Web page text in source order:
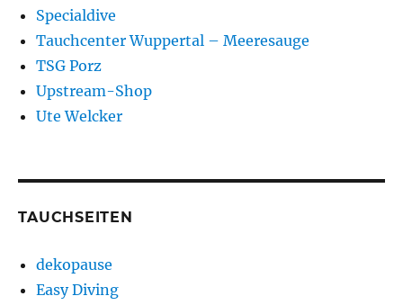
Specialdive
Tauchcenter Wuppertal – Meeresauge
TSG Porz
Upstream-Shop
Ute Welcker
TAUCHSEITEN
dekopause
Easy Diving